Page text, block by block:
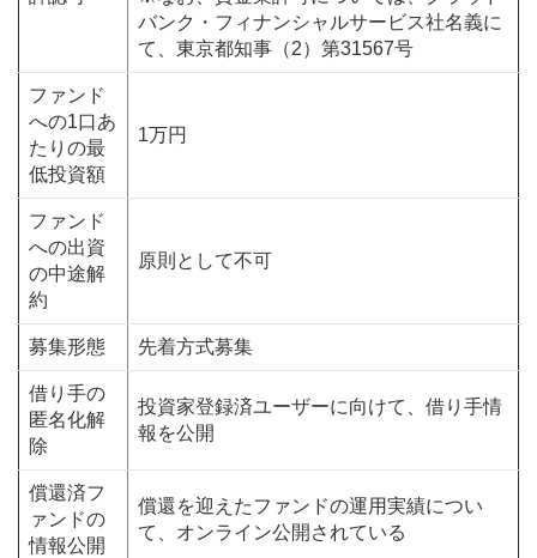
バンク・フィナンシャルサービス社名義に
て、東京都知事（2）第31567号
ファンド
への1口あ
たりの最
低投資額
1万円
ファンド
への出資
の中途解
約
原則として不可
募集形態 先着方式募集
借り手の
匿名化解
除
投資家登録済ユーザーに向けて、借り手情
報を公開
償還済フ
ァンドの
情報公開
償還を迎えたファンドの運用実績につい
て、オンライン公開されている